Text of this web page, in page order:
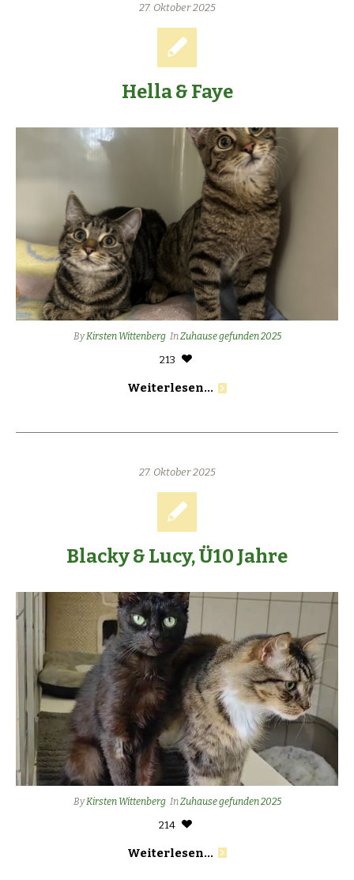
27. Oktober 2025
Hella & Faye
ByKirsten Wittenberg InZuhause gefunden 2025
213
Weiterlesen...
27. Oktober 2025
Blacky & Lucy, Ü10 Jahre
ByKirsten Wittenberg InZuhause gefunden 2025
214
Weiterlesen...